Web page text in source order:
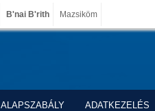
B'nai B'rith Mazsiköm
ALAPSZABÁLY ADATKEZELÉS